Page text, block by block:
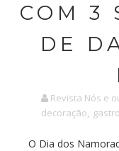
COM 3
DE
Revista Nós e
decoração,
O Dia dos